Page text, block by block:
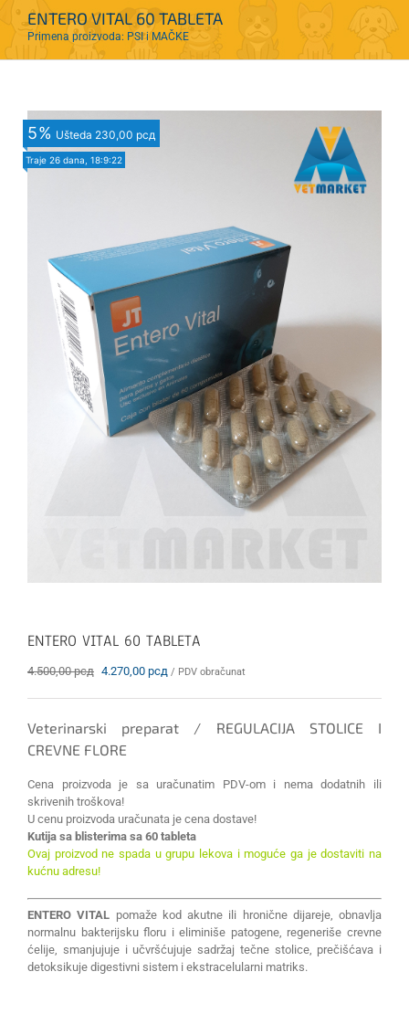
ENTERO VITAL 60 TABLETA
Primena proizvoda: PSI i MAČKE
5% Ušteda 230,00 рсд
Traje 26 dana, 18:9:21
ENTERO VITAL 60 TABLETA
4.500,00рсд Originalna
bila:
4.500,00 рсд.
4.270,00 рсд Trenutna
4.270,00 рсд.
/ PDV obračunat
Veterinarski preparat / REGULACIJA STOLICE I
CREVNE FLORE
Cena proizvoda je sa uračunatim PDV-om i nema dodatnih ili
skrivenih troškova!
U cenu proizvoda uračunata je cena dostave!
Kutija sa blisterima sa 60 tableta
Ovaj proizvod ne spada u grupu lekova i moguće ga je dostaviti na
kućnu adresu!
ENTERO VITAL pomaže kod akutne ili hronične dijareje, obnavlja
normalnu bakterijsku floru i eliminiše patogene, regeneriše crevne
ćelije, smanjujuje i učvršćujuje sadržaj tečne stolice, prečišćava i
detoksikuje digestivni sistem i ekstracelularni matriks.